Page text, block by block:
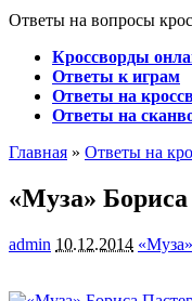
Ответы на вопросы
Кроссворды
Ответы к играм
Ответы на
Ответы на
Главная » Ответы на
«Муза»
admin 10.12.2014